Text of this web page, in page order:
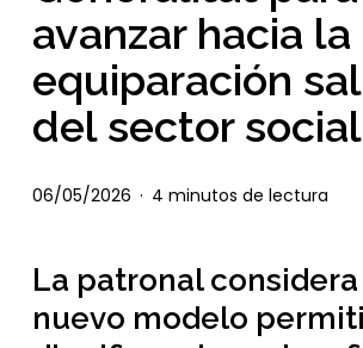
avanzar hacia la
equiparación
del sector social
06/05/2026 4 minutos de lectura
La patronal
nuevo modelo